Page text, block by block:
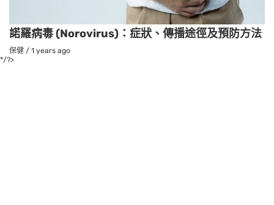
諾羅病毒 (Norovirus)：症狀、傳播途徑及預防方法
保健 / 1 years ago
*/?>